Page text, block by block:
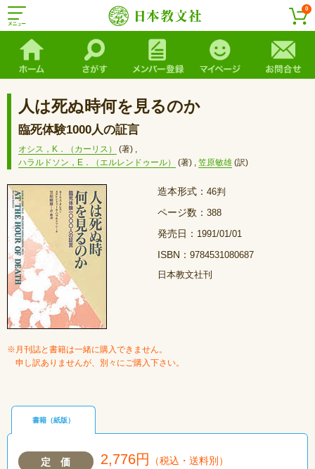
0
人は死ぬ時何を見るのか
臨死体験1000人の証言
オシス，K．（カーリス） (著) ,
ハラルドソン，E．（エルレンドゥール）
(著) , 笠原敏雄 (訳)
造本形式： 46判
ページ数： 388
発売日： 1991/01/01
ISBN： 9784531080687
日本教文社刊
※月刊誌と書籍は一緒に購入できません。
申し訳ありませんが、別々にご購入下さい。
書籍（紙版）
定 価 2,776円 （税込・送料別）